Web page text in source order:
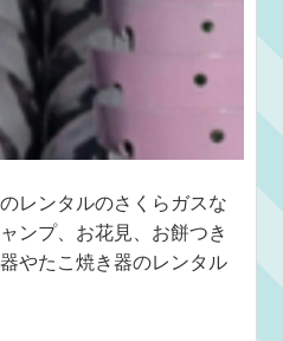
レンタルのさくらガスな
ンプ、お花見、お餅つき
やたこ焼き器のレンタル